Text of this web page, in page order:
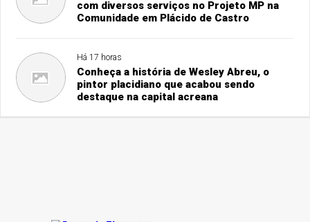
com diversos serviços no Projeto MP na
Comunidade em Plácido de Castro
Há 17 horas
Conheça a história de Wesley Abreu, o
pintor placidiano que acabou sendo
destaque na capital acreana